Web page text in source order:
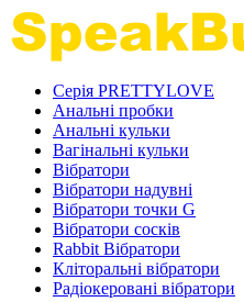
Серія PRETTYLOVE
Анальні пробки
Анальні кульки
Вагінальні кульки
Вібратори
Вібратори надувні
Вібратори точки G
Вібратори сосків
Rabbit Вібратори
Кліторальні вібратори
Радіокеровані вібратори